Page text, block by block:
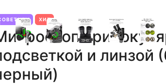
ХИТ
и линзой